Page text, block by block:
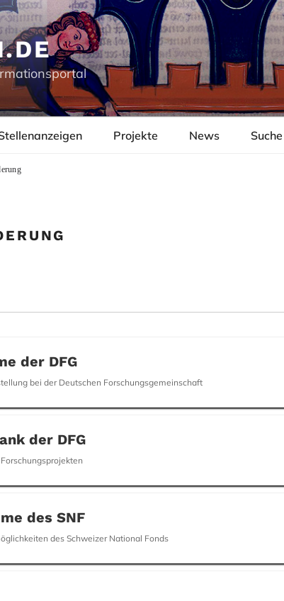
Projekte News Suche
der DFG
bei der Deutschen Forschungsgemeinschaft
der DFG
des SNF
des Schweizer National Fonds